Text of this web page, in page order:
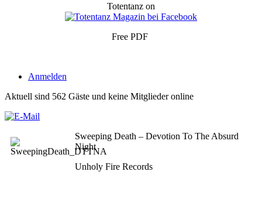
Totentanz on
Free PDF
Anmelden
Aktuell sind 562 Gäste und keine Mitglieder online
Sweeping Death – Devotion To The Absurd
Night
Unholy Fire Records